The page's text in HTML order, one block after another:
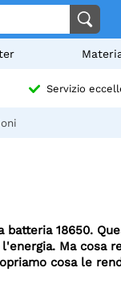
Servizio
18650.
Ma cosa
cosa le